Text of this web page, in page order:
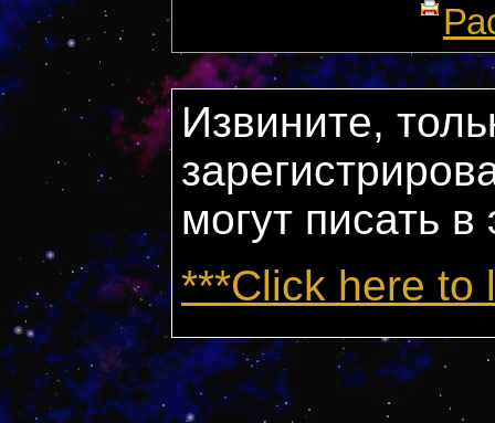
Извините,
могут писать
***Click here to